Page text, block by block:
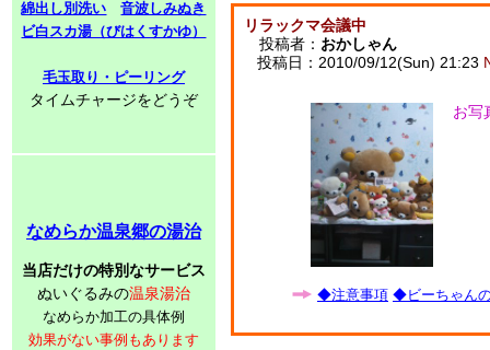
綿出し別洗い
音波しみぬき
ビ白スカ湯（びはくすかゆ）
毛玉取り・ピーリング
タイムチャージをどうぞ
なめらか温泉郷の湯治
当店だけの特別なサービス
ぬいぐるみの温泉湯治
なめらか加工の具体例
効果がない事例もあります
リラックマ会議中
投稿者： おかしゃん
投稿日：2010/09/12(Sun) 21:23
お写
◆注意事項 ◆ビーちゃん